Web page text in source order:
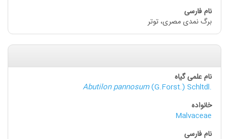
برگ نمدی مصری، توتر
Abutilon pannosum(G.Forst.) Schltdl.
Malvaceae